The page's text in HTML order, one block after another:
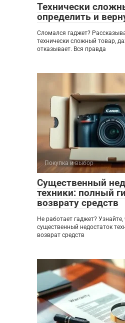
Технически
определить и
Сломался гаджет?
технически сложный товар,
отказывает. Вся правда
Покупка и выбор
Существенный
техники: полный
возврату средств
Не работает гаджет? Узнайте,
существенный недостаток
возврат средств